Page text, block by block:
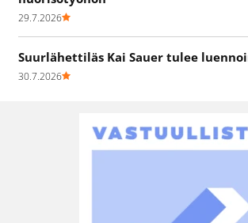
29.7.2026
Suurlähettiläs Kai Sauer tulee
30.7.2026